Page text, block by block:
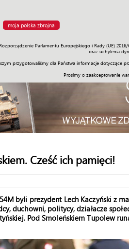
moja polska zbrojna
Parlamentu Europejskiego i Rady (UE)
oraz uchylenia
przygotowaliśmy dla Państwa informacje dotyczące
Prosimy o zaakceptowanie
Misje Polityka Prawo Świat
Cześć ich pamięci!
byli prezydent Lech Kaczyński z
duchowni, politycy, działacze
Pod Smoleńskiem Tupolew